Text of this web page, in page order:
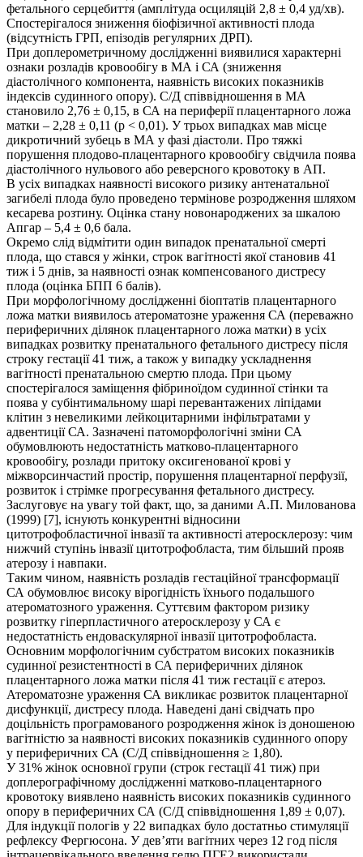
фетального серцебиття (амплітуда осциляцій 2,8 ± 0,4 уд/хв).
Спостерігалося зниження біофізичної активності плода
(відсутність ГРП, епізодів регулярних ДРП).
При доплерометричному дослідженні виявилися характерні
ознаки розладів кровообігу в МА і СА (зниження
діастолічного компонента, наявність високих показників
індексів судинного опору). С/Д співвідношення в МА
становило 2,76 ± 0,15, в СА на периферії плацентарного ложа
матки – 2,28 ± 0,11 (р < 0,01). У трьох випадках мав місце
дикротичний зубець в МА у фазі діастоли. Про тяжкі
порушення плодово-плацентарного кровообігу свідчила поява
діастолічного нульового або реверсного кровотоку в АП.
В усіх випадках наявності високого ризику антенатальної
загибелі плода було проведено термінове розродження шляхом
кесарева розтину. Оцінка стану новонароджених за шкалою
Апгар – 5,4 ± 0,6 бала.
Окремо слід відмітити один випадок пренатальної смерті
плода, що стався у жінки, строк вагітності якої становив 41
тиж і 5 днів, за наявності ознак компенсованого дистресу
плода (оцінка БПП 6 балів).
При морфологічному дослідженні біоптатів плацентарного
ложа матки виявилось атероматозне ураження СА (переважно
периферичних ділянок плацентарного ложа матки) в усіх
випадках розвитку пренатального фетального дистресу після
строку гестації 41 тиж, а також у випадку ускладнення
вагітності пренатальною смертю плода. При цьому
спостерігалося заміщення фібриноїдом судинної стінки та
поява у субінтимальному шарі перевантажених ліпідами
клітин з невеликими лейкоцитарними інфільтратами у
адвентиції СА. Зазначені патоморфологічні зміни СА
обумовлюють недостатність матково-плацентарного
кровообігу, розлади притоку оксигенованої крові у
міжворсинчастий простір, порушення плацентарної перфузії,
розвиток і стрімке прогресування фетального дистресу.
Заслуговує на увагу той факт, що, за даними А.П. Милованова
(1999) [7], існують конкурентні відносини
цитотрофобластичної інвазії та активності атеросклерозу: чим
нижчий ступінь інвазії цитотрофобласта, тим більший прояв
атерозу і навпаки.
Таким чином, наявність розладів гестаційної трансформації
СА обумовлює високу вірогідність їхнього подальшого
атероматозного ураження. Суттєвим фактором ризику
розвитку гіперпластичного атеросклерозу у СА є
недостатність ендоваскулярної інвазії цитотрофобласта.
Основним морфологічним субстратом високих показників
судинної резистентності в СА периферичних ділянок
плацентарного ложа матки після 41 тиж гестації є атероз.
Атероматозне ураження СА викликає розвиток плацентарної
дисфункції, дистресу плода. Наведені дані свідчать про
доцільність програмованого розродження жінок із доношеною
вагітністю за наявності високих показників судинного опору
у периферичних СА (С/Д співвідношення ≥ 1,80).
У 31% жінок основної групи (строк гестації 41 тиж) при
доплерографічному дослідженні матково-плацентарного
кровотоку виявлено наявність високих показників судинного
опору в периферичних СА (С/Д співвідношення 1,89 ± 0,07).
Для індукції пологів у 22 випадках було достатньо стимуляції
рефлексу Фергюсона. У дев’яти вагітних через 12 год після